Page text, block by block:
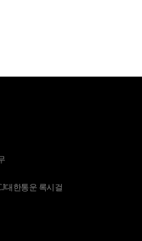
대한통운 록시걸